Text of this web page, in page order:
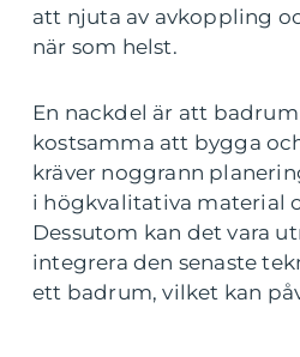
att njuta av avkoppling
när som helst.
En nackdel är att badrum
kostsamma att bygga
kräver noggrann
i högkvalitativa material
Dessutom kan det vara
integrera den senaste
ett badrum, vilket kan